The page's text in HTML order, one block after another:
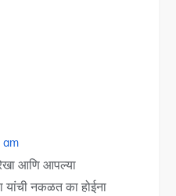
am
आणि आपल्या
नकळत का होईना